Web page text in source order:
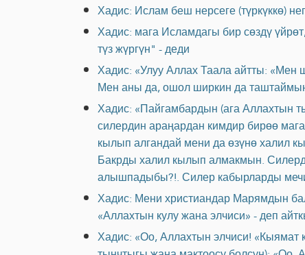
Хадис: Ислам беш нерсеге (түркүккө)
Хадис: мага Исламдагы бир сөздү
түз жүргүн" - деди
Хадис: «Улуу Аллах Таала айтты: «Мен
Мен аны да, ошол ширкин да
Хадис: «Пайгамбардын (ага Аллахтын
силердин араңардан кимдир бирөө
кылып алгандай мени да өзүнө халил
Бакрды халил кылып алмакмын.
алышпадыбы?!. Силер кабырларды
Хадис: Мени христиандар Марямдын
«Аллахтын кулу жана элчиси» - деп
Хадис: «Оо, Аллахтын элчиси! «Кыямат